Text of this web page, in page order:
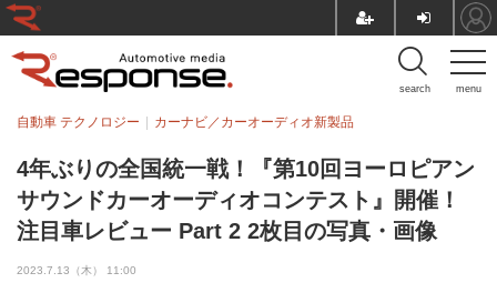
menu
search
4年ぶりの全国統一戦！『第10回ヨーロピアン
サウンドカーオーディオコンテスト』開催！
注目車レビュー Part 2 2枚目の写真・画像
自動車 テクノロジー カーナビ／カーオーディオ新製品
2023.7.13（木） 11:00